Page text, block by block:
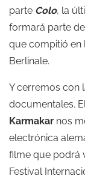
parte Colo, la
formará parte
que compitió en
Berlinale.
Y cerremos con
documentales.
Karmakar nos
electrónica
filme que podrá
Festival